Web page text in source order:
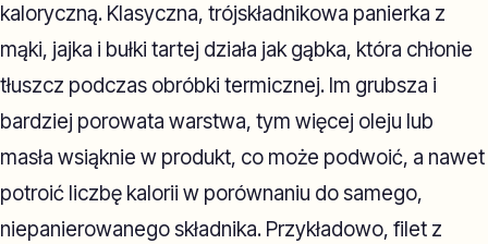
kaloryczną. Klasyczna, trójskładnikowa panierka z
mąki, jajka i bułki tartej działa jak gąbka, która chłonie
tłuszcz podczas obróbki termicznej. Im grubsza i
bardziej porowata warstwa, tym więcej oleju lub
masła wsiąknie w produkt, co może podwoić, a nawet
potroić liczbę kalorii w porównaniu do samego,
niepanierowanego składnika. Przykładowo, filet z